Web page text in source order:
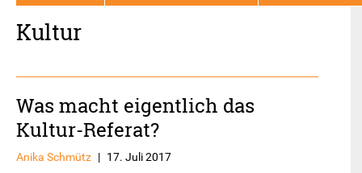
to
top
Kultur
Was macht eigentlich das
Kultur-Referat?
Anika Schmütz | 17. Juli 2017